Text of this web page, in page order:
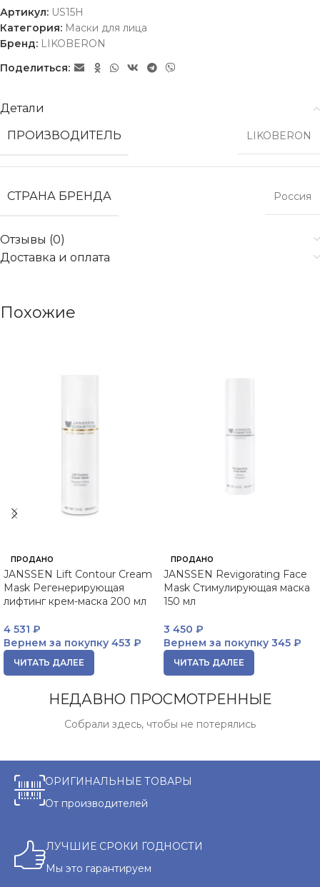
Артикул: US15Н
Категория: Маски для лица
Бренд: LIKOBERON
Поделиться:
Детали
ПРОИЗВОДИТЕЛЬ
LIKOBERON
СТРАНА БРЕНДА Россия
Отзывы (0)
Доставка и оплата
Похожие
ПРОДАНО
JANSSEN Lift Contour Cream
Mask Регенерирующая
лифтинг крем-маска 200 мл
4 531 ₽
Вернем за покупку 453 ₽
ЧИТАТЬ ДАЛЕЕ
ПРОДАНО
JANSSEN Revigorating Face
Mask Стимулирующая маска
150 мл
3 450 ₽
Вернем за покупку 345 ₽
ЧИТАТЬ ДАЛЕЕ
НЕДАВНО ПРОСМОТРЕННЫЕ
Собрали здесь, чтобы не потерялись
ОРИГИНАЛЬНЫЕ ТОВАРЫ
От производителей
ЛУЧШИЕ СРОКИ ГОДНОСТИ
Мы это гарантируем